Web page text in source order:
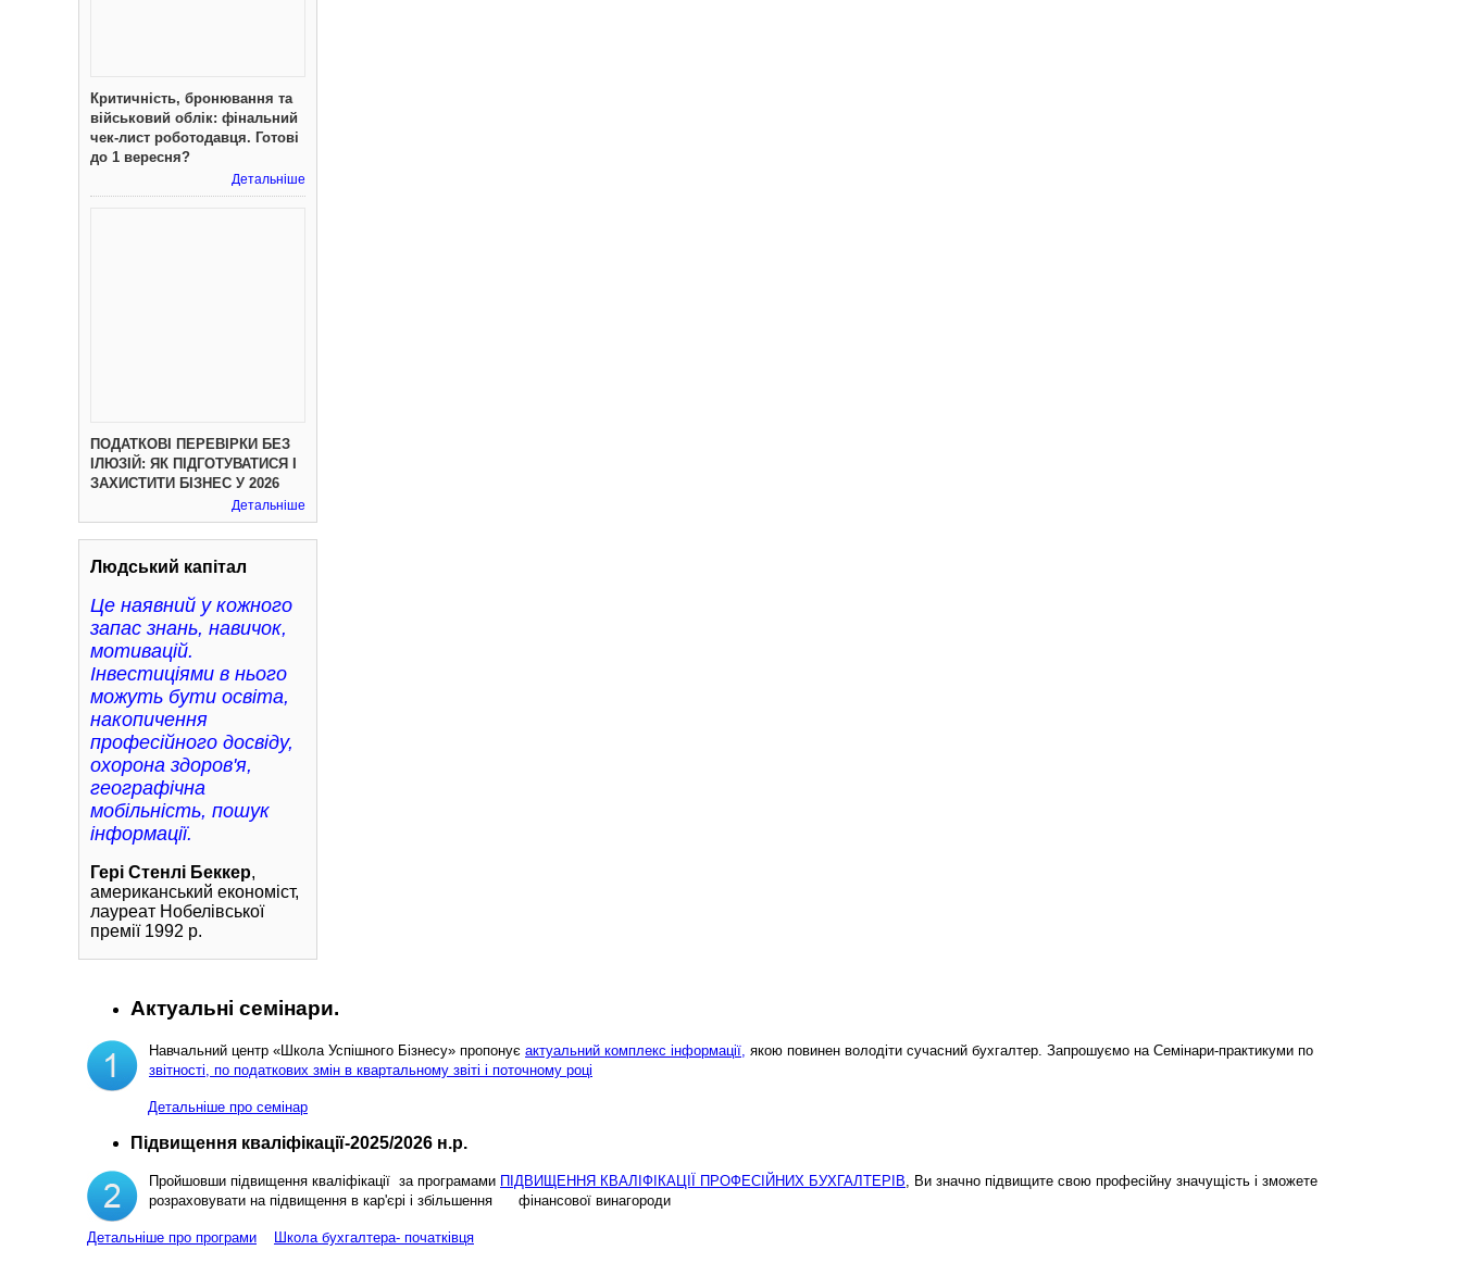
Критичність, бронювання та
військовий облік: фінальний
чек-лист роботодавця. Готові
до 1 вересня?
Детальніше
ПОДАТКОВІ ПЕРЕВІРКИ БЕЗ
ІЛЮЗІЙ: ЯК ПІДГОТУВАТИСЯ І
ЗАХИСТИТИ БІЗНЕС У 2026
Детальніше
Людський капітал
Це наявний у кожного
запас знань, навичок,
мотивацій.
Інвестиціями в нього
можуть бути освіта,
накопичення
професійного досвіду,
охорона здоров'я,
географічна
мобільність, пошук
інформації.
Гері Стенлі Беккер,
американський економіст,
лауреат Нобелівської
премії 1992 р.
Актуальні семінари.
Навчальний центр «Школа Успішного Бізнесу» пропонує актуальний комплекс інформації, якою повинен володіти сучасний бухгалтер. Запрошуємо на Семінари-практикуми по
звітності, по податкових змін в квартальному звіті і поточному році
Детальніше про семінар
Підвищення кваліфікації-2025/2026 н.р.
Пройшовши підвищення кваліфікації за програмами ПІДВИЩЕННЯ КВАЛІФІКАЦІЇ ПРОФЕСІЙНИХ БУХГАЛТЕРІВ, Ви значно підвищите свою професійну значущість і зможете
розраховувати на підвищення в кар'єрі і збільшення фінансової винагороди
Детальніше про програми Школа бухгалтера- початківця